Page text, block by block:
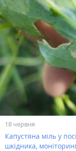
18 червня
Капустяна міль у
шкідника,